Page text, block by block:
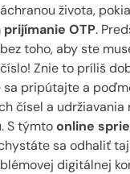
života,
OTP.
toho, aby ste
Znie to príliš
sa pripútajte a
čísel a udržiavania
S týmtoonline
sa odhaliť
digitálnej